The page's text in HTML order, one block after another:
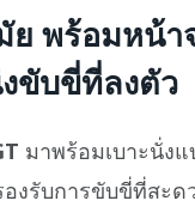
ย พร้อมหน้า
ขับขี่ที่ลงตัว
มาพร้อมเบาะนั่ง
งรับการขับขี่ที่สะด